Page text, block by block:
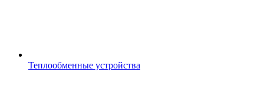
Теплообменные устройства